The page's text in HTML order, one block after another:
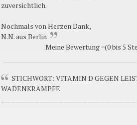
zuversichtlich.
Nochmals von Herzen Dank,
N.N. aus Berlin
Meine Bewertung =(0 bis 5
STICHWORT: VITAMIN D GEGEN
WADENKRÄMPFE